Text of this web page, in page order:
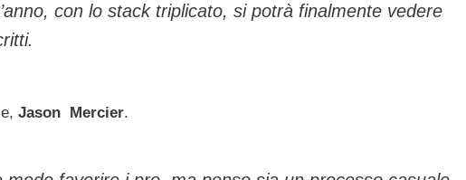
con lo stack triplicato, si potrà finalmente vedere
Jason Mercier.